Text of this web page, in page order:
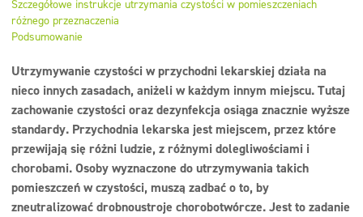
Dezynfekcja
Linia ekonomiczna
Dozowniki
Utrzymywanie czystości w przychodni lekarskiej działa na
nieco innych zasadach, aniżeli w każdym innym miejscu. Tutaj
zachowanie czystości oraz dezynfekcja osiąga znacznie wyższe
standardy. Przychodnia lekarska jest miejscem, przez które
przewijają się różni ludzie, z różnymi dolegliwościami i
chorobami. Osoby wyznaczone do utrzymywania takich
pomieszczeń w czystości, muszą zadbać o to, by
zneutralizować drobnoustroje chorobotwórcze. Jest to zadanie
Szczegółowe instrukcje utrzymania czystości w pomieszczeniach
różnego przeznaczenia
Podsumowanie